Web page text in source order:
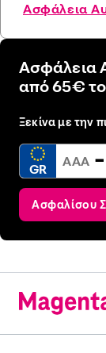
Ασφάλεια
Ασφάλεια
από 65€
Ξεκίνα με την
GR -
Ασφαλίσου